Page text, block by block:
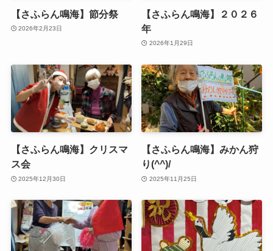
【さふらん鳴海】節分祭
2026年2月23日
【さふらん鳴海】２０２６
年
2026年1月29日
【さふらん鳴海】クリスマ
ス会
2025年12月30日
【さふらん鳴海】みかん狩
り(^^)/
2025年11月25日